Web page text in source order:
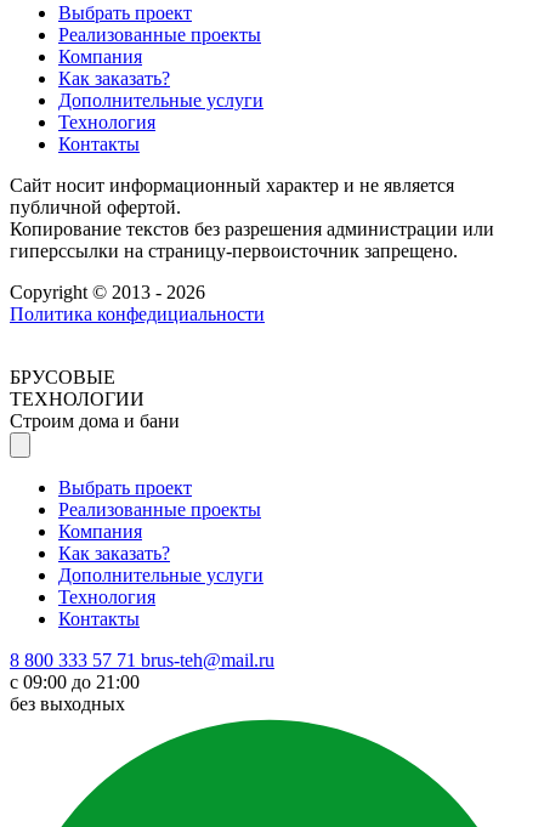
Выбрать проект
Реализованные проекты
Компания
Как заказать?
Дополнительные услуги
Технология
Контакты
Сайт носит информационный характер и не является
публичной офертой.
Копирование текстов без разрешения администрации или
гиперссылки на страницу-первоисточник запрещено.
Copyright © 2013 - 2026
Политика конфедициальности
БРУСОВЫЕ
ТЕХНОЛОГИИ
Строим дома и бани
Выбрать проект
Реализованные проекты
Компания
Как заказать?
Дополнительные услуги
Технология
Контакты
8 800 333 57 71 brus-teh@mail.ru
с 09:00 до 21:00
без выходных